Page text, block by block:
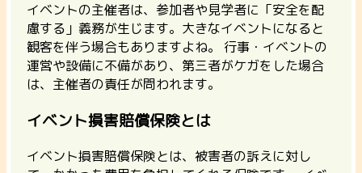
イベントの主催者は、参加者や見学者に「安全を配
慮する」義務が生じます。大きなイベントになると
観客を伴う場合もありますよね。 行事・イベントの
運営や設備に不備があり、第三者がケガをした場合
は、主催者の責任が問われます。
イベント損害賠償保険とは
イベント損害賠償保険とは、被害者の訴えに対し